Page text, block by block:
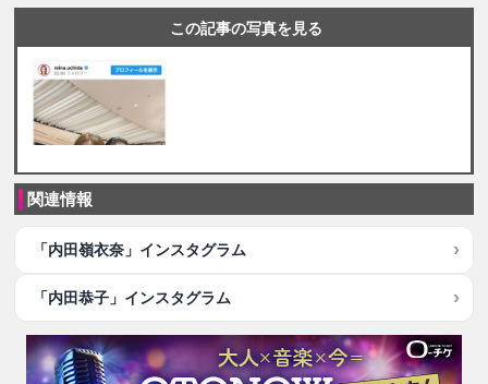
この記事の写真を見る
関連情報
「内田嶺衣奈」インスタグラム
「内田恭子」インスタグラム